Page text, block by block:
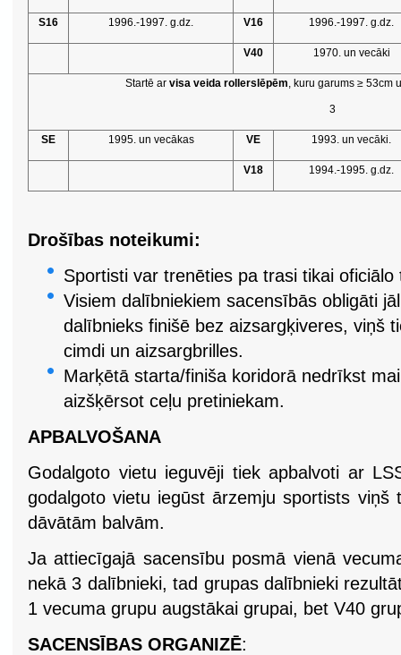
S16 1996.-1997. g.dz. V16 1996.-1997. g.dz.
V40 1970. un vecāki
Startē ar visa veida rollerslēpēm, kuru garums ≥ 53cm
3
SE 1995. un vecākas VE 1993. un vecāki.
V18 1994.-1995. g.dz.
Drošības noteikumi:
Sportisti var trenēties pa trasi tikai oficiālo
Visiem dalībniekiem sacensībās obligāti
dalībnieks finišē bez aizsargķiveres, viņš
cimdi un aizsargbrilles.
Marķētā starta/finiša koridorā nedrīkst
aizšķērsot ceļu pretiniekam.
APBALVOŠANA
Godalgoto vietu ieguvēji tiek apbalvoti ar
godalgoto vietu iegūst ārzemju sportists viņš
dāvātām balvām.
Ja attiecīgajā sacensību posmā vienā
nekā 3 dalībnieki, tad grupas dalībnieki
1 vecuma grupu augstākai grupai, bet V40
SACENSĪBAS ORGANIZĒ: